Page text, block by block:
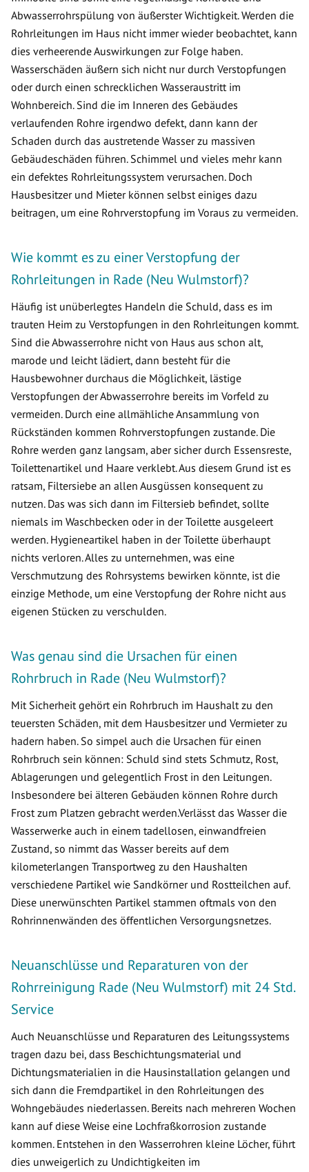
Abwasserrohrspülung von äußerster Wichtigkeit. Werden die
Rohrleitungen im Haus nicht immer wieder beobachtet, kann
dies verheerende Auswirkungen zur Folge haben.
Wasserschäden äußern sich nicht nur durch Verstopfungen
oder durch einen schrecklichen Wasseraustritt im
Wohnbereich. Sind die im Inneren des Gebäudes
verlaufenden Rohre irgendwo defekt, dann kann der
Schaden durch das austretende Wasser zu massiven
Gebäudeschäden führen. Schimmel und vieles mehr kann
ein defektes Rohrleitungssystem verursachen. Doch
Hausbesitzer und Mieter können selbst einiges dazu
beitragen, um eine Rohrverstopfung im Voraus zu vermeiden.
Wie kommt es zu einer Verstopfung der
Rohrleitungen in Rade (Neu Wulmstorf)?
Häufig ist unüberlegtes Handeln die Schuld, dass es im
trauten Heim zu Verstopfungen in den Rohrleitungen kommt.
Sind die Abwasserrohre nicht von Haus aus schon alt,
marode und leicht lädiert, dann besteht für die
Hausbewohner durchaus die Möglichkeit, lästige
Verstopfungen der Abwasserrohre bereits im Vorfeld zu
vermeiden. Durch eine allmähliche Ansammlung von
Rückständen kommen Rohrverstopfungen zustande. Die
Rohre werden ganz langsam, aber sicher durch Essensreste,
Toilettenartikel und Haare verklebt. Aus diesem Grund ist es
ratsam, Filtersiebe an allen Ausgüssen konsequent zu
nutzen. Das was sich dann im Filtersieb befindet, sollte
niemals im Waschbecken oder in der Toilette ausgeleert
werden. Hygieneartikel haben in der Toilette überhaupt
nichts verloren. Alles zu unternehmen, was eine
Verschmutzung des Rohrsystems bewirken könnte, ist die
einzige Methode, um eine Verstopfung der Rohre nicht aus
eigenen Stücken zu verschulden.
Was genau sind die Ursachen für einen
Rohrbruch in Rade (Neu Wulmstorf)?
Mit Sicherheit gehört ein Rohrbruch im Haushalt zu den
teuersten Schäden, mit dem Hausbesitzer und Vermieter zu
hadern haben. So simpel auch die Ursachen für einen
Rohrbruch sein können: Schuld sind stets Schmutz, Rost,
Ablagerungen und gelegentlich Frost in den Leitungen.
Insbesondere bei älteren Gebäuden können Rohre durch
Frost zum Platzen gebracht werden.Verlässt das Wasser die
Wasserwerke auch in einem tadellosen, einwandfreien
Zustand, so nimmt das Wasser bereits auf dem
kilometerlangen Transportweg zu den Haushalten
verschiedene Partikel wie Sandkörner und Rostteilchen auf.
Diese unerwünschten Partikel stammen oftmals von den
Rohrinnenwänden des öffentlichen Versorgungsnetzes.
Neuanschlüsse und Reparaturen von der
Rohrreinigung Rade (Neu Wulmstorf) mit 24 Std.
Service
Auch Neuanschlüsse und Reparaturen des Leitungssystems
tragen dazu bei, dass Beschichtungsmaterial und
Dichtungsmaterialien in die Hausinstallation gelangen und
sich dann die Fremdpartikel in den Rohrleitungen des
Wohngebäudes niederlassen. Bereits nach mehreren Wochen
kann auf diese Weise eine Lochfraßkorrosion zustande
kommen. Entstehen in den Wasserrohren kleine Löcher, führt
dies unweigerlich zu Undichtigkeiten im